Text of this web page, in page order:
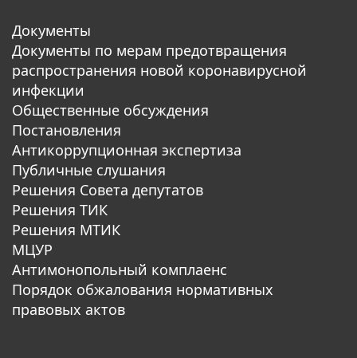
Документы
Документы по мерам предотвращения
распространения новой коронавирусной
инфекции
Общественные обсуждения
Постановления
Антикоррупционная экспертиза
Публичные слушания
Решения Совета депутатов
Решения ТИК
Решения МТИК
МЦУР
Антимонопольный комплаенс
Порядок обжалования нормативных
правовых актов